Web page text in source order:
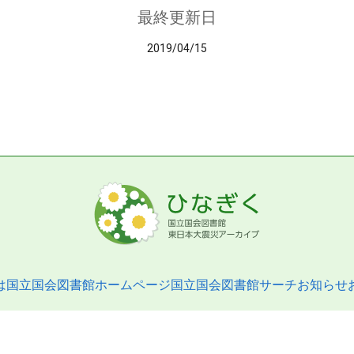
最終更新日
2019/04/15
国立国会図書館ホームページ国立国会図書館サーチお知らせ